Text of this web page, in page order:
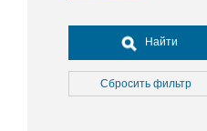
Досуг, туризм и отдых
Культура
Медицина
Найти
Сбросить фильтр